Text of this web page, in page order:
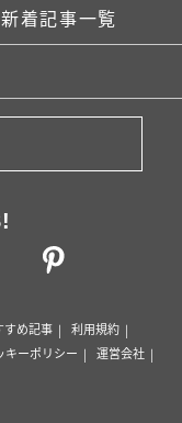
新着記事一覧
すめ記事
利用規約
キーポリシー
運営会社